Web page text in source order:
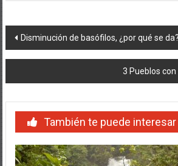
Navegación
de
entradas
Disminución de basófilos, ¿por qué se da?
3 Pueblos
También te puede interesar